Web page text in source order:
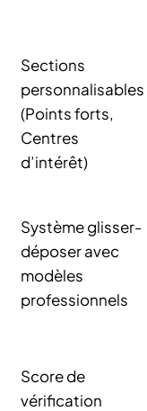
Sections
personnalisables
(Points forts,
Centres
d’intérêt)
Système glisser-
déposer avec
modèles
professionnels
Score de
vérification